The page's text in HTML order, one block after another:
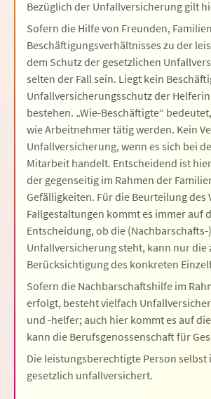
Bezüglich der Unfallversicherung gilt
Sofern die Hilfe von Freunden,
Beschäftigungsverhältnisses zu der
dem Schutz der gesetzlichen
selten der Fall sein. Liegt kein
Unfallversicherungsschutz der
bestehen. „Wie-Beschäftigte“
wie Arbeitnehmer tätig werden. Kein
Unfallversicherung, wenn es sich bei
Mitarbeit handelt. Entscheidend ist
der gegenseitig im Rahmen der
Gefälligkeiten. Für die Beurteilung
Fallgestaltungen kommt es immer auf
Entscheidung, ob die
Unfallversicherung steht, kann nur
Berücksichtigung des konkreten
Sofern die Nachbarschaftshilfe im
erfolgt, besteht vielfach
und -helfer; auch hier kommt es auf
kann die Berufsgenossenschaft für
Die leistungsberechtigte Person
gesetzlich unfallversichert.